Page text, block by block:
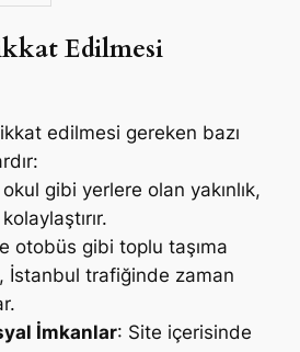
Edilmesi
edilmesi gereken bazı
gibi yerlere olan yakınlık,
otobüs gibi toplu taşıma
İstanbul trafiğinde zaman
İmkanlar: Site içerisinde